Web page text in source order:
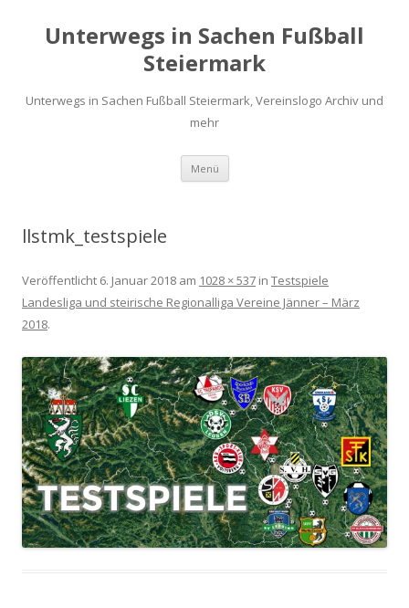
Unterwegs in Sachen Fußball
Steiermark
Unterwegs in Sachen Fußball Steiermark, Vereinslogo Archiv und
mehr
Menü Zum
springen
llstmk_testspiele
Veröffentlicht 6. Januar 2018 am 1028 × 537 in Testspiele
Landesliga und steirische Regionalliga Vereine Jänner – März
2018.